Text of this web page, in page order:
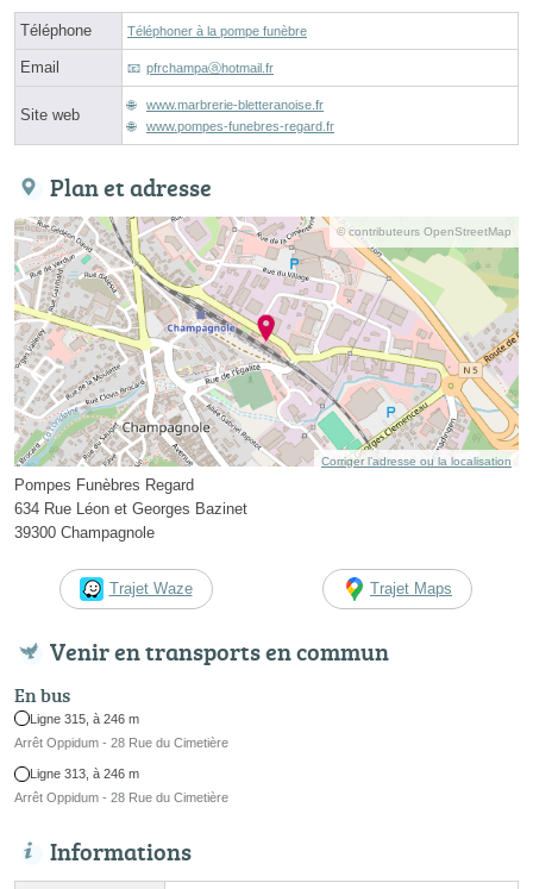
Téléphone Téléphoner à la pompe funèbre
Email pfrchampaⓐhotmail.fr
Site web
www.marbrerie-bletteranoise.fr
www.pompes-funebres-regard.fr
Plan et adresse
© contributeurs OpenStreetMap
Corriger l’adresse ou la localisation
Pompes Funèbres Regard
634 Rue Léon et Georges Bazinet
39300 Champagnole
Trajet Waze Trajet Maps
Venir en transports en commun
En bus
Ligne 315, à 246 m
Arrêt Oppidum - 28 Rue du Cimetière
Ligne 313, à 246 m
Arrêt Oppidum - 28 Rue du Cimetière
Informations